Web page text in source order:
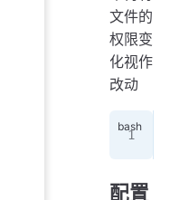
文件的
权限变
化视作
改动
配置